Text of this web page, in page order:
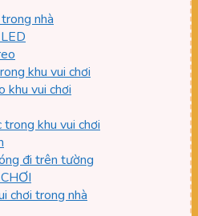
nhà
khu vui chơi
khu vui chơi
trong khu vui chơi
đi trên tường
chơi trong nhà